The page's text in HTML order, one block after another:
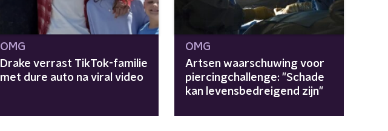
OMG
Drake verrast TikTok-familie
met dure auto na viral video
OMG
Artsen waarschuwing voor
piercingchallenge: "Schade
kan levensbedreigend zijn"